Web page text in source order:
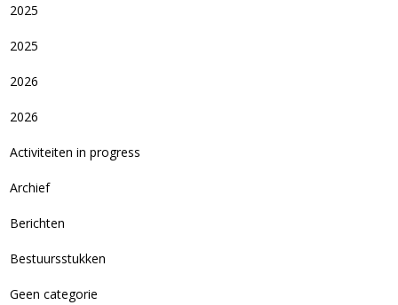
2025
2025
2026
2026
Activiteiten in progress
Archief
Berichten
Bestuursstukken
Geen categorie